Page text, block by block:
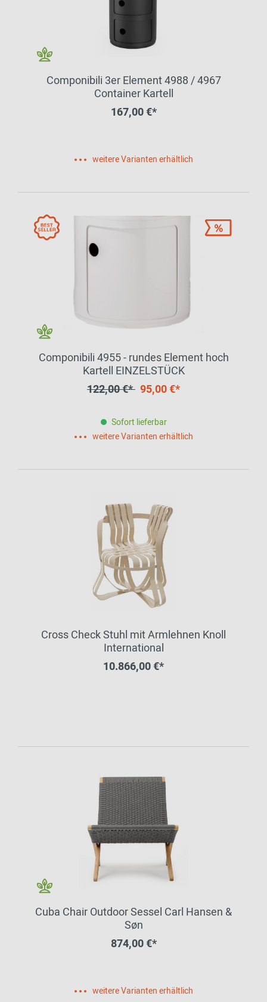
Componibili 3er Element 4988 / 4967
Container Kartell
167,00 €*
weitere Varianten erhältlich
Componibili 4955 - rundes Element hoch
Kartell EINZELSTÜCK
122,00 €* 95,00 €*
Sofort lieferbar
weitere Varianten erhältlich
Cross Check Stuhl mit Armlehnen Knoll
International
10.866,00 €*
Cuba Chair Outdoor Sessel Carl Hansen &
Søn
874,00 €*
weitere Varianten erhältlich